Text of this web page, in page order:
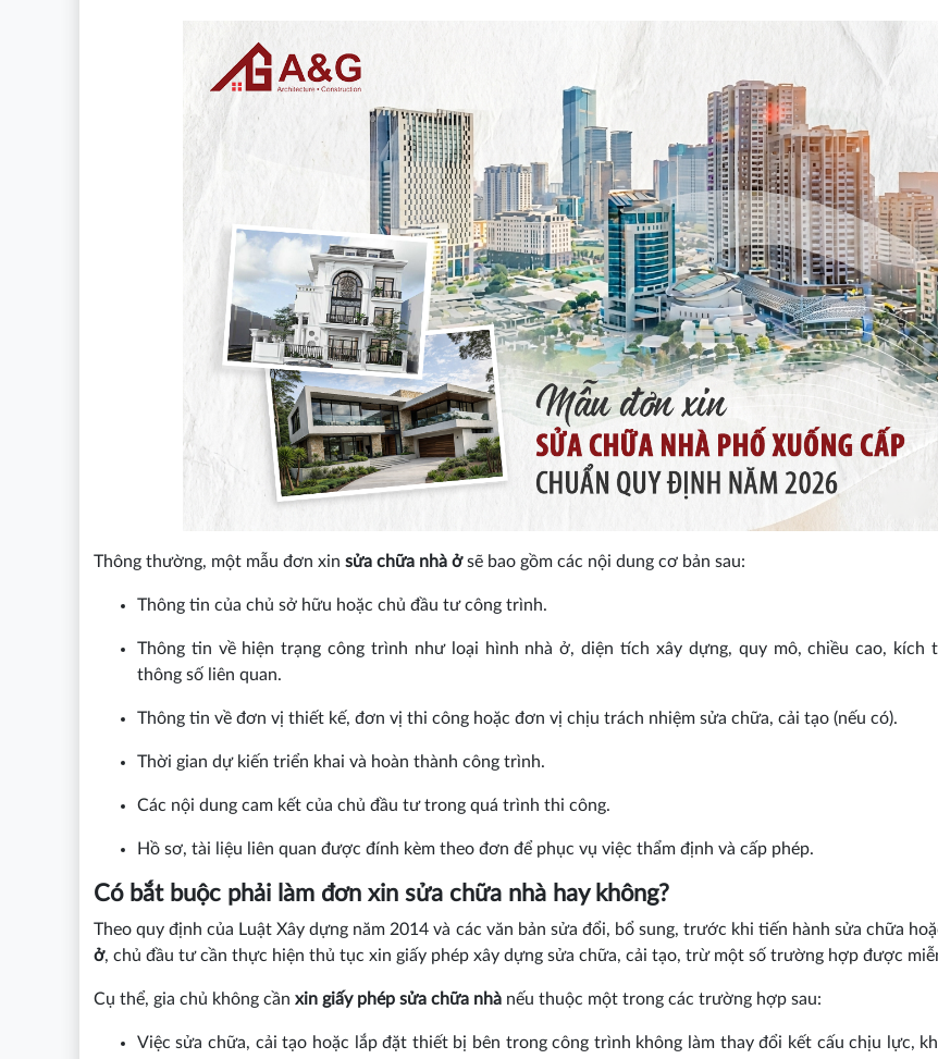
Thông thường, một mẫu đơn xin sửa chữa nhà ởsẽ bao gồm các nội dung cơ bản sau:
Thông tin của chủ sở hữu hoặc chủ đầu tư công trình.
Thông tin về hiện trạng công trình như loại hình nhà ở, diện tích xây dựng, quy mô, chiều cao, kích
thông số liên quan.
Thông tin về đơn vị thiết kế, đơn vị thi công hoặc đơn vị chịu trách nhiệm sửa chữa, cải tạo (nếu có).
Thời gian dự kiến triển khai và hoàn thành công trình.
Các nội dung cam kết của chủ đầu tư trong quá trình thi công.
Hồ sơ, tài liệu liên quan được đính kèm theo đơn để phục vụ việc thẩm định và cấp phép.
Có bắt buộc phải làm đơn xin sửa chữa nhà hay không?
Theo quy định của Luật Xây dựng năm 2014 và các văn bản sửa đổi, bổ sung, trước khi tiến hành sửa chữa
ở, chủ đầu tư cần thực hiện thủ tục xin giấy phép xây dựng sửa chữa, cải tạo, trừ một số trường hợp được
Cụ thể, gia chủ không cần xin giấy phép sửa chữa nhànếu thuộc một trong các trường hợp sau:
Việc sửa chữa, cải tạo hoặc lắp đặt thiết bị bên trong công trình không làm thay đổi kết cấu chịu lực,